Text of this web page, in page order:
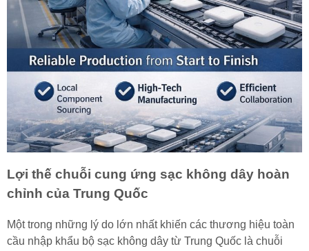
Lợi thế chuỗi cung ứng sạc không dây hoàn
chỉnh của Trung Quốc
Một trong những lý do lớn nhất khiến các thương hiệu toàn
cầu nhập khẩu bộ sạc không dây từ Trung Quốc là chuỗi